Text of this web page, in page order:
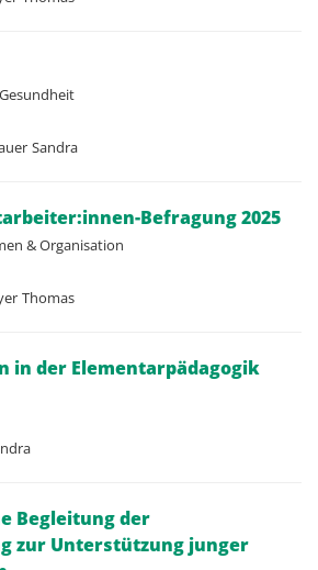
Sandra
Befragung 2025
& Organisation
Thomas
der Elementarpädagogik
Begleitung der
zur Unterstützung junger